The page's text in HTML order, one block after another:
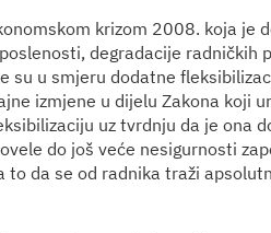
krizom 2008. koja je
degradacije radničkih
su u smjeru dodatne
izmjene u dijelu Zakona koji
uz tvrdnju da je ona
do još veće nesigurnosti
da se od radnika traži